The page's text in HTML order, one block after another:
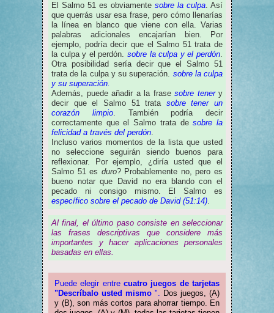
El Salmo 51 es obviamente sobre la culpa. Así
que querrás usar esa frase, pero cómo llenarías
la línea en blanco que viene con ella. Varias
palabras adicionales encajarían bien. Por
ejemplo, podría decir que el Salmo 51 trata de
la culpa y el perdón. sobre la culpa y el perdón.
Otra posibilidad sería decir que el Salmo 51
trata de la culpa y su superación. sobre la culpa
y su superación.
Además, puede añadir a la frase sobre tenery
decir que el Salmo 51 trata sobre tener un
corazón limpio. También podría decir
correctamente que el Salmo trata desobre la
felicidad a través del perdón.
Incluso varios momentos de la lista que usted
no seleccione seguirán siendo buenos para
reflexionar. Por ejemplo, ¿diría usted que el
Salmo 51 es duro? Probablemente no, pero es
bueno notar que David no era blando con el
pecado ni consigo mismo. El Salmo es
específico sobre el pecado de David (51:14).
Al final, el último paso consiste en seleccionar
las frases descriptivas que considere más
importantes y hacer aplicaciones personales
basadas en ellas.
Puede elegir entre cuatro juegos de tarjetas
"Descríbalo usted mismo ". Dos juegos, (A)
y (B), son más cortos para ahorrar tiempo. En